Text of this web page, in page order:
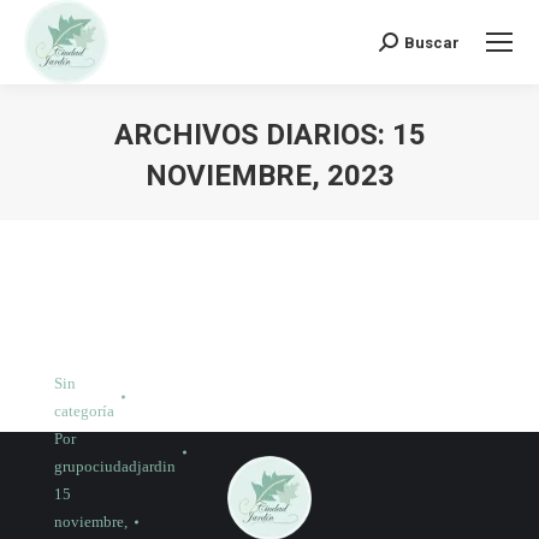
Buscar:
Buscar
ARCHIVOS DIARIOS: 15
NOVIEMBRE, 2023
Sin
categoría
Por
grupociudadjardin
15
noviembre,